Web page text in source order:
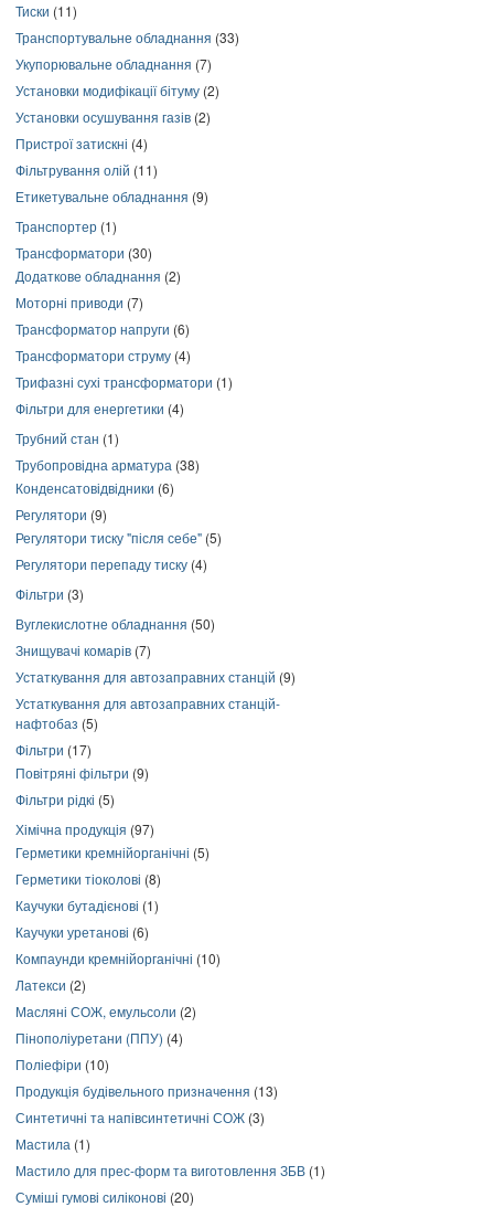
Тиски (11)
Транспортувальне обладнання (33)
Укупорювальне обладнання (7)
Установки модифікації бітуму (2)
Установки осушування газів (2)
Пристрої затискні (4)
Фільтрування олій (11)
Етикетувальне обладнання (9)
Транспортер (1)
Трансформатори (30)
Додаткове обладнання (2)
Моторні приводи (7)
Трансформатор напруги (6)
Трансформатори струму (4)
Трифазні сухі трансформатори (1)
Фільтри для енергетики (4)
Трубний стан (1)
Трубопровідна арматура (38)
Конденсатовідвідники (6)
Регулятори (9)
Регулятори тиску "після себе" (5)
Регулятори перепаду тиску (4)
Фільтри (3)
Вуглекислотне обладнання (50)
Знищувачі комарів (7)
Устаткування для автозаправних станцій (9)
Устаткування для автозаправних станцій-
нафтобаз (5)
Фільтри (17)
Повітряні фільтри (9)
Фільтри рідкі (5)
Хімічна продукція (97)
Герметики кремнійорганічні (5)
Герметики тіоколові (8)
Каучуки бутадієнові (1)
Каучуки уретанові (6)
Компаунди кремнійорганічні (10)
Латекси (2)
Масляні СОЖ, емульсоли (2)
Пінополіуретани (ППУ) (4)
Поліефіри (10)
Продукція будівельного призначення (13)
Синтетичні та напівсинтетичні СОЖ (3)
Мастила (1)
Мастило для прес-форм та виготовлення ЗБВ (1)
Суміші гумові силіконові (20)